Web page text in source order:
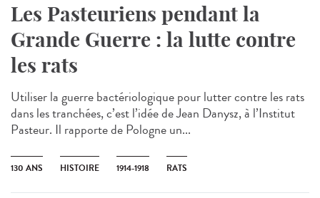
Les Pasteuriens pendant la
Grande Guerre : la lutte contre
les rats
Utiliser la guerre bactériologique pour lutter contre les rats
dans les tranchées, c’est l’idée de Jean Danysz, à l’Institut
Pasteur. Il rapporte de Pologne un...
130 ANS HISTOIRE 1914-1918 RATS